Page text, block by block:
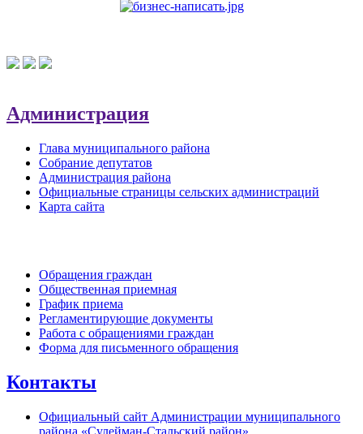
Администрация
Глава муниципального района
Собрание депутатов
Администрация района
Официальные страницы сельских администраций
Карта сайта
Обращения граждан
Общественная приемная
График приема
Регламентирующие документы
Работа с обращениями граждан
Форма для письменного обращения
Контакты
Официальный сайт Администрации муниципального